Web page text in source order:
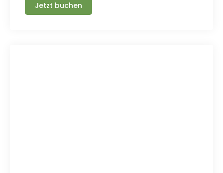
Jetzt buchen